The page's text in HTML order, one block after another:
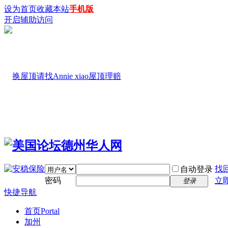
设为首页收藏本站手机版
开启辅助访问
自动登录 找
密码
登录
立
快捷导航
首页Portal
加州